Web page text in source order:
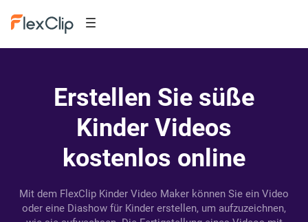
Erstellen Sie süße
Kinder Videos
kostenlos online
Mit dem FlexClip Kinder Video Maker können Sie ein Video
oder eine Diashow für Kinder erstellen, um aufzuzeichnen,